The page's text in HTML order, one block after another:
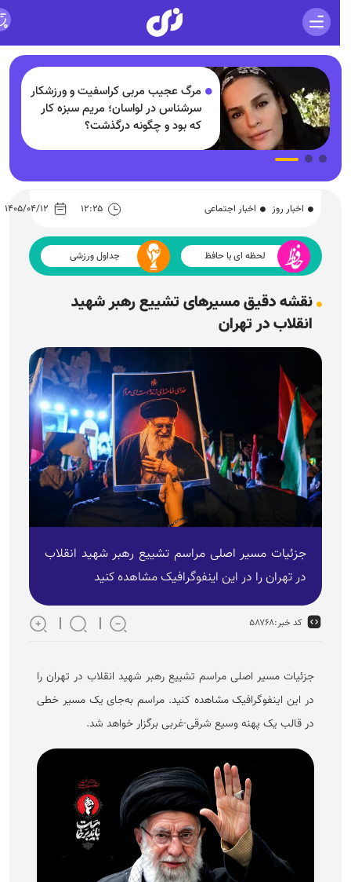
مرگ عجیب مربی کراسفیت و ورزشکار
سرشناس در لواسان؛ مریم سبزه کار
که بود و چگونه درگذشت؟
اخبار روز اخبار اجتماعی ۱۲:۲۵ ۱۴۰۵/۰۴/۱۲
لحظه ای با حافظ جداول ورزشی
نقشه دقیق مسیرهای تشییع رهبر شهید
انقلاب در تهران
جزئیات مسیر اصلی مراسم تشییع رهبر شهید انقلاب
در تهران را در این اینفوگرافیک مشاهده کنید
کد خبر:۵۸۷۶۸
جزئیات مسیر اصلی مراسم تشییع رهبر شهید انقلاب در تهران را
در این اینفوگرافیک مشاهده کنید. مراسم به‌جای یک مسیر خطی
در قالب یک پهنه وسیع شرقی-غربی برگزار خواهد شد.